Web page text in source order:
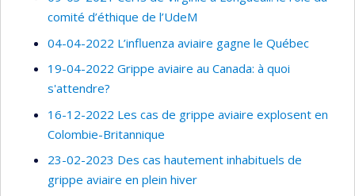
comité d’éthique de l’UdeM
04-04-2022 L’influenza aviaire gagne le Québec
19-04-2022 Grippe aviaire au Canada: à quoi
s'attendre?
16-12-2022 Les cas de grippe aviaire explosent en
Colombie-Britannique
23-02-2023 Des cas hautement inhabituels de
grippe aviaire en plein hiver